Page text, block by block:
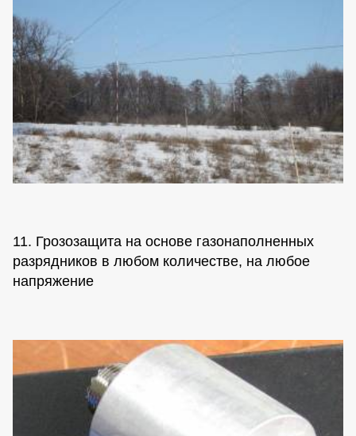
11. Грозозащита на основе газонаполненных
разрядников в любом количестве, на любое
напряжение